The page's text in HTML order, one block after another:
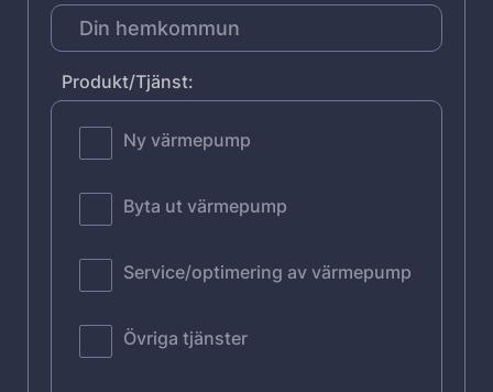
Produkt/Tjänst:
Ny värmepump
Byta ut värmepump
Service/optimering av värmepump
Övriga tjänster